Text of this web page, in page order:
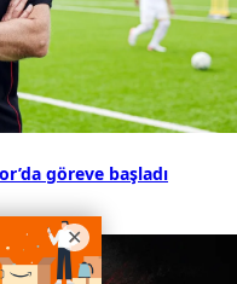
göreve başladı